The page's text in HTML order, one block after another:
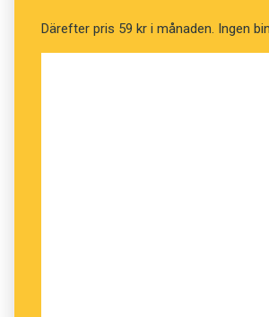
Därefter pris 59 kr i månaden. Ingen